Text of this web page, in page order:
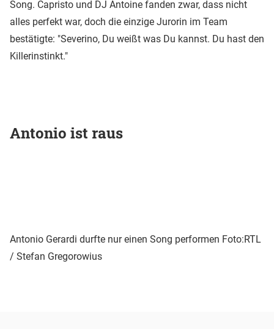
Song. Capristo und DJ Antoine fanden zwar, dass nicht
alles perfekt war, doch die einzige Jurorin im Team
bestätigte: "Severino, Du weißt was Du kannst. Du hast den
Killerinstinkt."
Antonio ist raus
Antonio Gerardi durfte nur einen Song performen Foto:RTL
/ Stefan Gregorowius